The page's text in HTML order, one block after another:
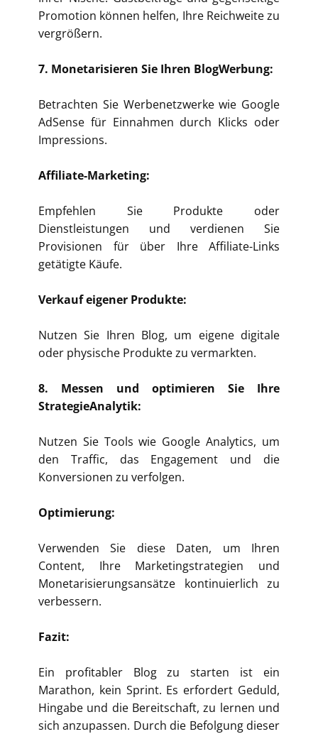
Promotion können helfen, Ihre Reichweite zu
vergrößern.
7. Monetarisieren Sie Ihren BlogWerbung:
Betrachten Sie Werbenetzwerke wie Google
AdSense für Einnahmen durch Klicks oder
Impressions.
Affiliate-Marketing:
Empfehlen Sie Produkte oder
Dienstleistungen und verdienen Sie
Provisionen für über Ihre Affiliate-Links
getätigte Käufe.
Verkauf eigener Produkte:
Nutzen Sie Ihren Blog, um eigene digitale
oder physische Produkte zu vermarkten.
8. Messen und optimieren Sie Ihre
StrategieAnalytik:
Nutzen Sie Tools wie Google Analytics, um
den Traffic, das Engagement und die
Konversionen zu verfolgen.
Optimierung:
Verwenden Sie diese Daten, um Ihren
Content, Ihre Marketingstrategien und
Monetarisierungsansätze kontinuierlich zu
verbessern.
Fazit:
Ein profitabler Blog zu starten ist ein
Marathon, kein Sprint. Es erfordert Geduld,
Hingabe und die Bereitschaft, zu lernen und
sich anzupassen. Durch die Befolgung dieser